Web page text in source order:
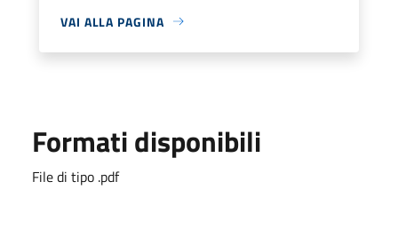
VAI ALLA PAGINA
Formati disponibili
File di tipo .pdf